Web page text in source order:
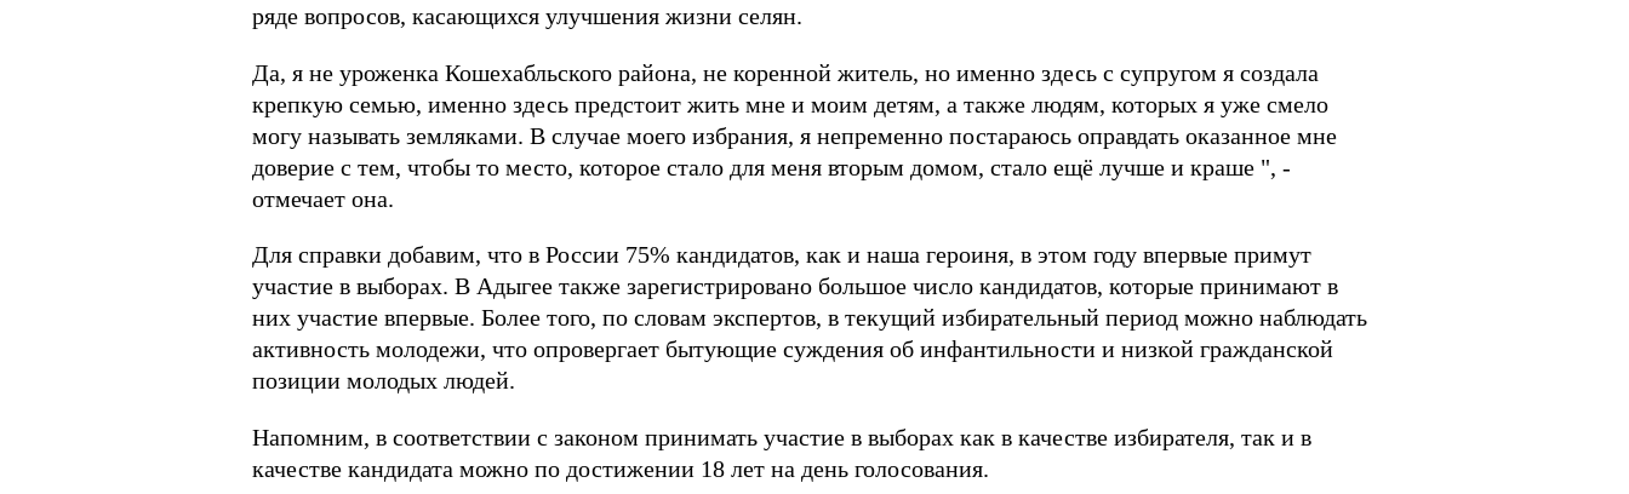
ряде вопросов, касающихся улучшения жизни селян.
Да, я не уроженка Кошехабльского района, не коренной житель, но именно здесь с супругом я создала
крепкую семью, именно здесь предстоит жить мне и моим детям, а также людям, которых я уже смело
могу называть земляками. В случае моего избрания, я непременно постараюсь оправдать оказанное мне
доверие с тем, чтобы то место, которое стало для меня вторым домом, стало ещё лучше и краше ", -
отмечает она.
Для справки добавим, что в России 75% кандидатов, как и наша героиня, в этом году впервые примут
участие в выборах. В Адыгее также зарегистрировано большое число кандидатов, которые принимают в
них участие впервые. Более того, по словам экспертов, в текущий избирательный период можно наблюдать
активность молодежи, что опровергает бытующие суждения об инфантильности и низкой гражданской
позиции молодых людей.
Напомним, в соответствии с законом принимать участие в выборах как в качестве избирателя, так и в
качестве кандидата можно по достижении 18 лет на день голосования.